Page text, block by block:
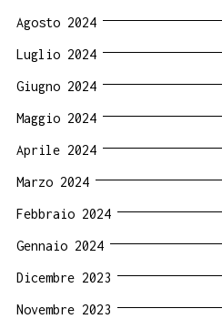
Agosto 2024
Luglio 2024
Giugno 2024
Maggio 2024
Aprile 2024
Marzo 2024
Febbraio 2024
Gennaio 2024
Dicembre 2023
Novembre 2023